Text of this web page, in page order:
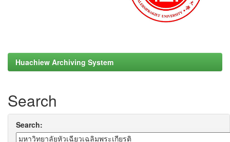
Huachiew Archiving System
Search
Search: